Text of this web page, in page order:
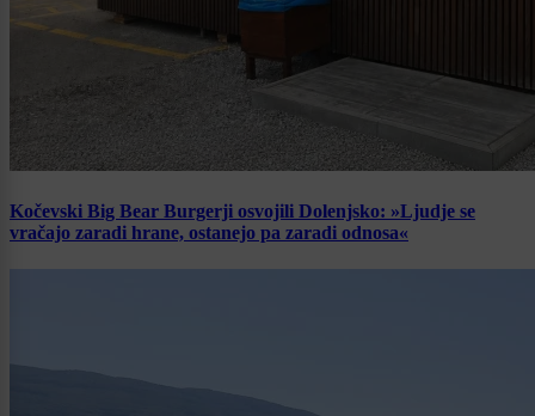
Kočevski Big Bear Burgerji osvojili Dolenjsko: »Ljudje se
vračajo zaradi hrane, ostanejo pa zaradi odnosa«